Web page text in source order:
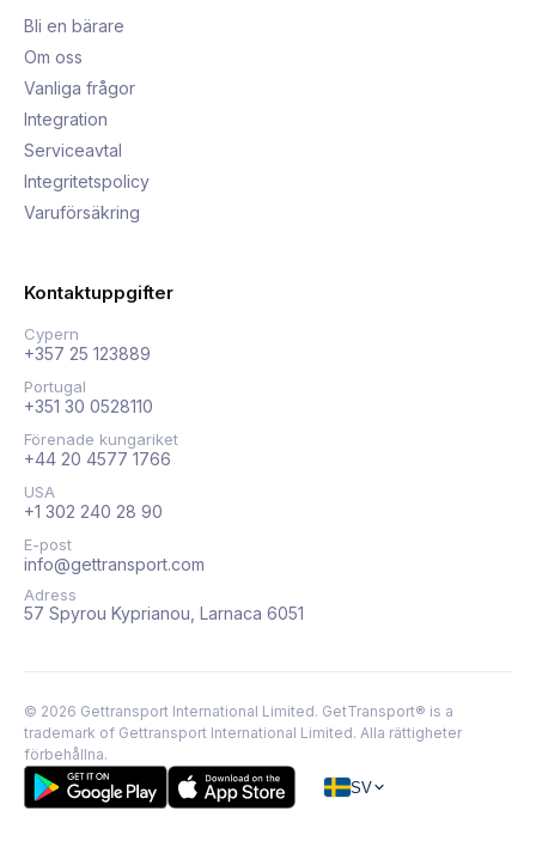
Bli en bärare
Om oss
Vanliga frågor
Integration
Serviceavtal
Integritetspolicy
Varuförsäkring
Kontaktuppgifter
Cypern
+357 25 123889
Portugal
+351 30 0528110
Förenade kungariket
+44 20 4577 1766
USA
+1 302 240 28 90
E-post
info@gettransport.com
Adress
57 Spyrou Kyprianou, Larnaca 6051
© 2026 Gettransport International Limited. GetTransport® is a
trademark of Gettransport International Limited. Alla rättigheter
förbehållna.
SV